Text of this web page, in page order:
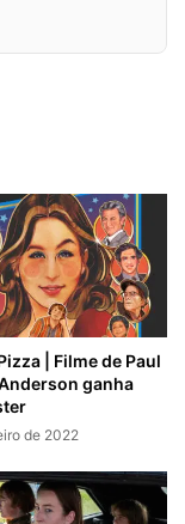
| Filme de Paul
ganha
de 2022